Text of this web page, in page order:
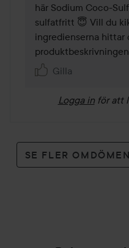
här Sodium Coco-
sulfatfritt 😇 Vill du
ingredienserna hittar
produktbeskrivningen
Gilla
Logga in för att
SE FLER